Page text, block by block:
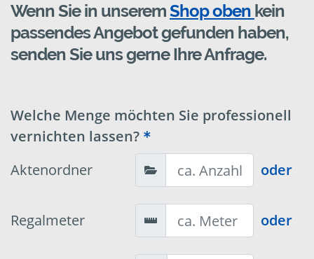
Wenn Sie in unseremShop oben kein
passendes Angebot gefunden haben,
senden Sie uns gerne Ihre Anfrage.
Welche Menge möchten Sie professionell
vernichten lassen?
Aktenordner
oder
Regalmeter oder